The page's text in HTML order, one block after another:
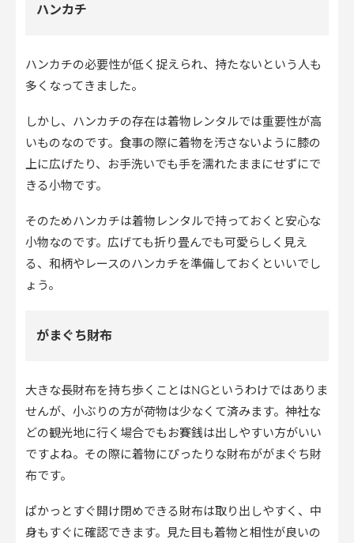
ハンカチ
ハンカチの必要性が低く捉えられ、持たないという人も
多くなってきました。
しかし、ハンカチの存在は着物レンタルでは重要性が高
いものなのです。食事の際に着物を汚さないように膝の
上に広げたり、お手洗いでも手を濡れたままにせずにで
きる小物です。
そのためハンカチは着物レンタルで持っておくと安心な
小物なのです。広げても折り畳んでも可愛らしく見え
る、和柄やレースのハンカチを準備しておくといいでし
ょう。
がまぐち財布
大きな長財布を持ち歩くことはNGというわけではありま
せんが、小ぶりの方が荷物は少なくて済みます。神社な
どの観光地に行く場合でもお賽銭は出しやすい方がいい
ですよね。その際に着物にぴったりな財布ががまぐち財
布です。
ぱかっとすぐ開け閉めできる財布は取り出しやすく、中
身もすぐに確認できます。見た目も着物と相性が良いの